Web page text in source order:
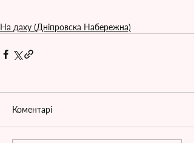
На даху (Дніпровска Набережна)
Коментарі